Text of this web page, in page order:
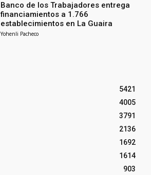
Banco de los Trabajadores entrega
financiamientos a 1.766
establecimientos en La Guaira
Yohenli Pacheco
5421
4005
3791
2136
1692
1614
903